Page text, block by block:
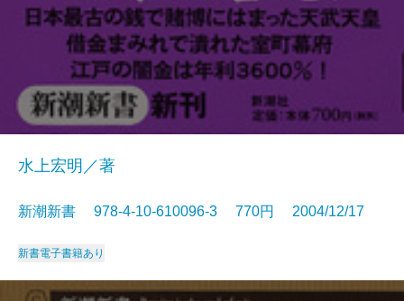
水上宏明／著
新潮新書 978-4-10-610096-3 770円 2004/12/17
新書電子書籍あり